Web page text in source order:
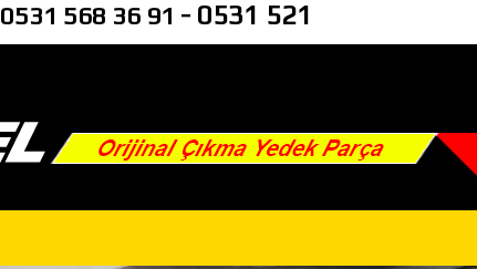
0531 568 36 91 - 0531 521